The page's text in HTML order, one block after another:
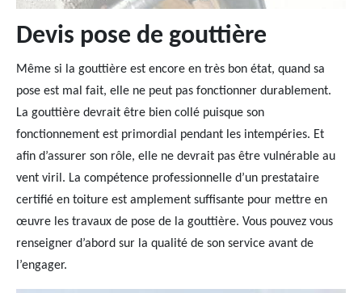
Devis pose de gouttière
Même si la gouttière est encore en très bon état, quand sa
pose est mal fait, elle ne peut pas fonctionner durablement.
La gouttière devrait être bien collé puisque son
fonctionnement est primordial pendant les intempéries. Et
afin d’assurer son rôle, elle ne devrait pas être vulnérable au
vent viril. La compétence professionnelle d’un prestataire
certifié en toiture est amplement suffisante pour mettre en
œuvre les travaux de pose de la gouttière. Vous pouvez vous
renseigner d’abord sur la qualité de son service avant de
l’engager.